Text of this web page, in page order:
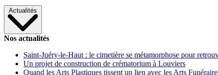
Actualités
Nos actualités
Saint-Juéry-le-Haut : le cimetière se métamorphose pour
Un projet de construction de crématorium à Louviers
Quand les Arts Plastiques tissent un lien avec les Arts